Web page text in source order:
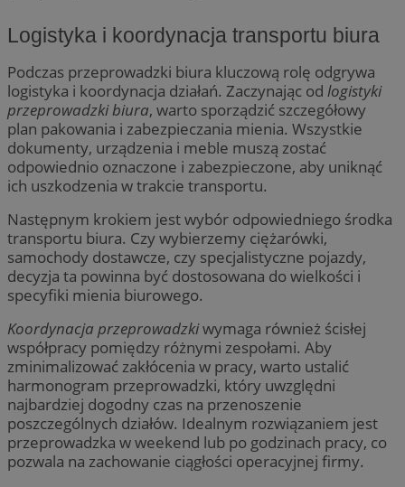
Logistyka i koordynacja transportu biura
Podczas przeprowadzki biura kluczową rolę odgrywa
logistyka i koordynacja działań. Zaczynając od logistyki
przeprowadzki biura, warto sporządzić szczegółowy
plan pakowania i zabezpieczania mienia. Wszystkie
dokumenty, urządzenia i meble muszą zostać
odpowiednio oznaczone i zabezpieczone, aby uniknąć
ich uszkodzenia w trakcie transportu.
Następnym krokiem jest wybór odpowiedniego środka
transportu biura. Czy wybierzemy ciężarówki,
samochody dostawcze, czy specjalistyczne pojazdy,
decyzja ta powinna być dostosowana do wielkości i
specyfiki mienia biurowego.
Koordynacja przeprowadzkiwymaga również ścisłej
współpracy pomiędzy różnymi zespołami. Aby
zminimalizować zakłócenia w pracy, warto ustalić
harmonogram przeprowadzki, który uwzględni
najbardziej dogodny czas na przenoszenie
poszczególnych działów. Idealnym rozwiązaniem jest
przeprowadzka w weekend lub po godzinach pracy, co
pozwala na zachowanie ciągłości operacyjnej firmy.